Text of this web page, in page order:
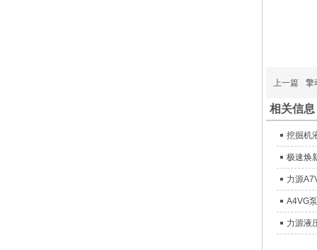
上一篇 擎
相关信息
挖掘机
极速焕
力源
A4VG
力源液